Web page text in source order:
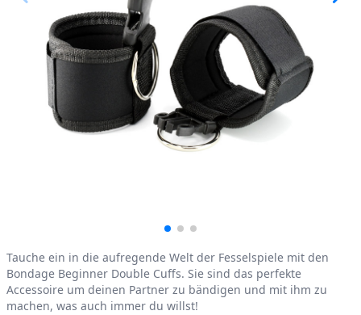
Product information
Tauche ein in die aufregende Welt der Fesselspiele mit den
Bondage Beginner Double Cuffs. Sie sind das perfekte
Accessoire um deinen Partner zu bändigen und mit ihm zu
machen, was auch immer du willst!